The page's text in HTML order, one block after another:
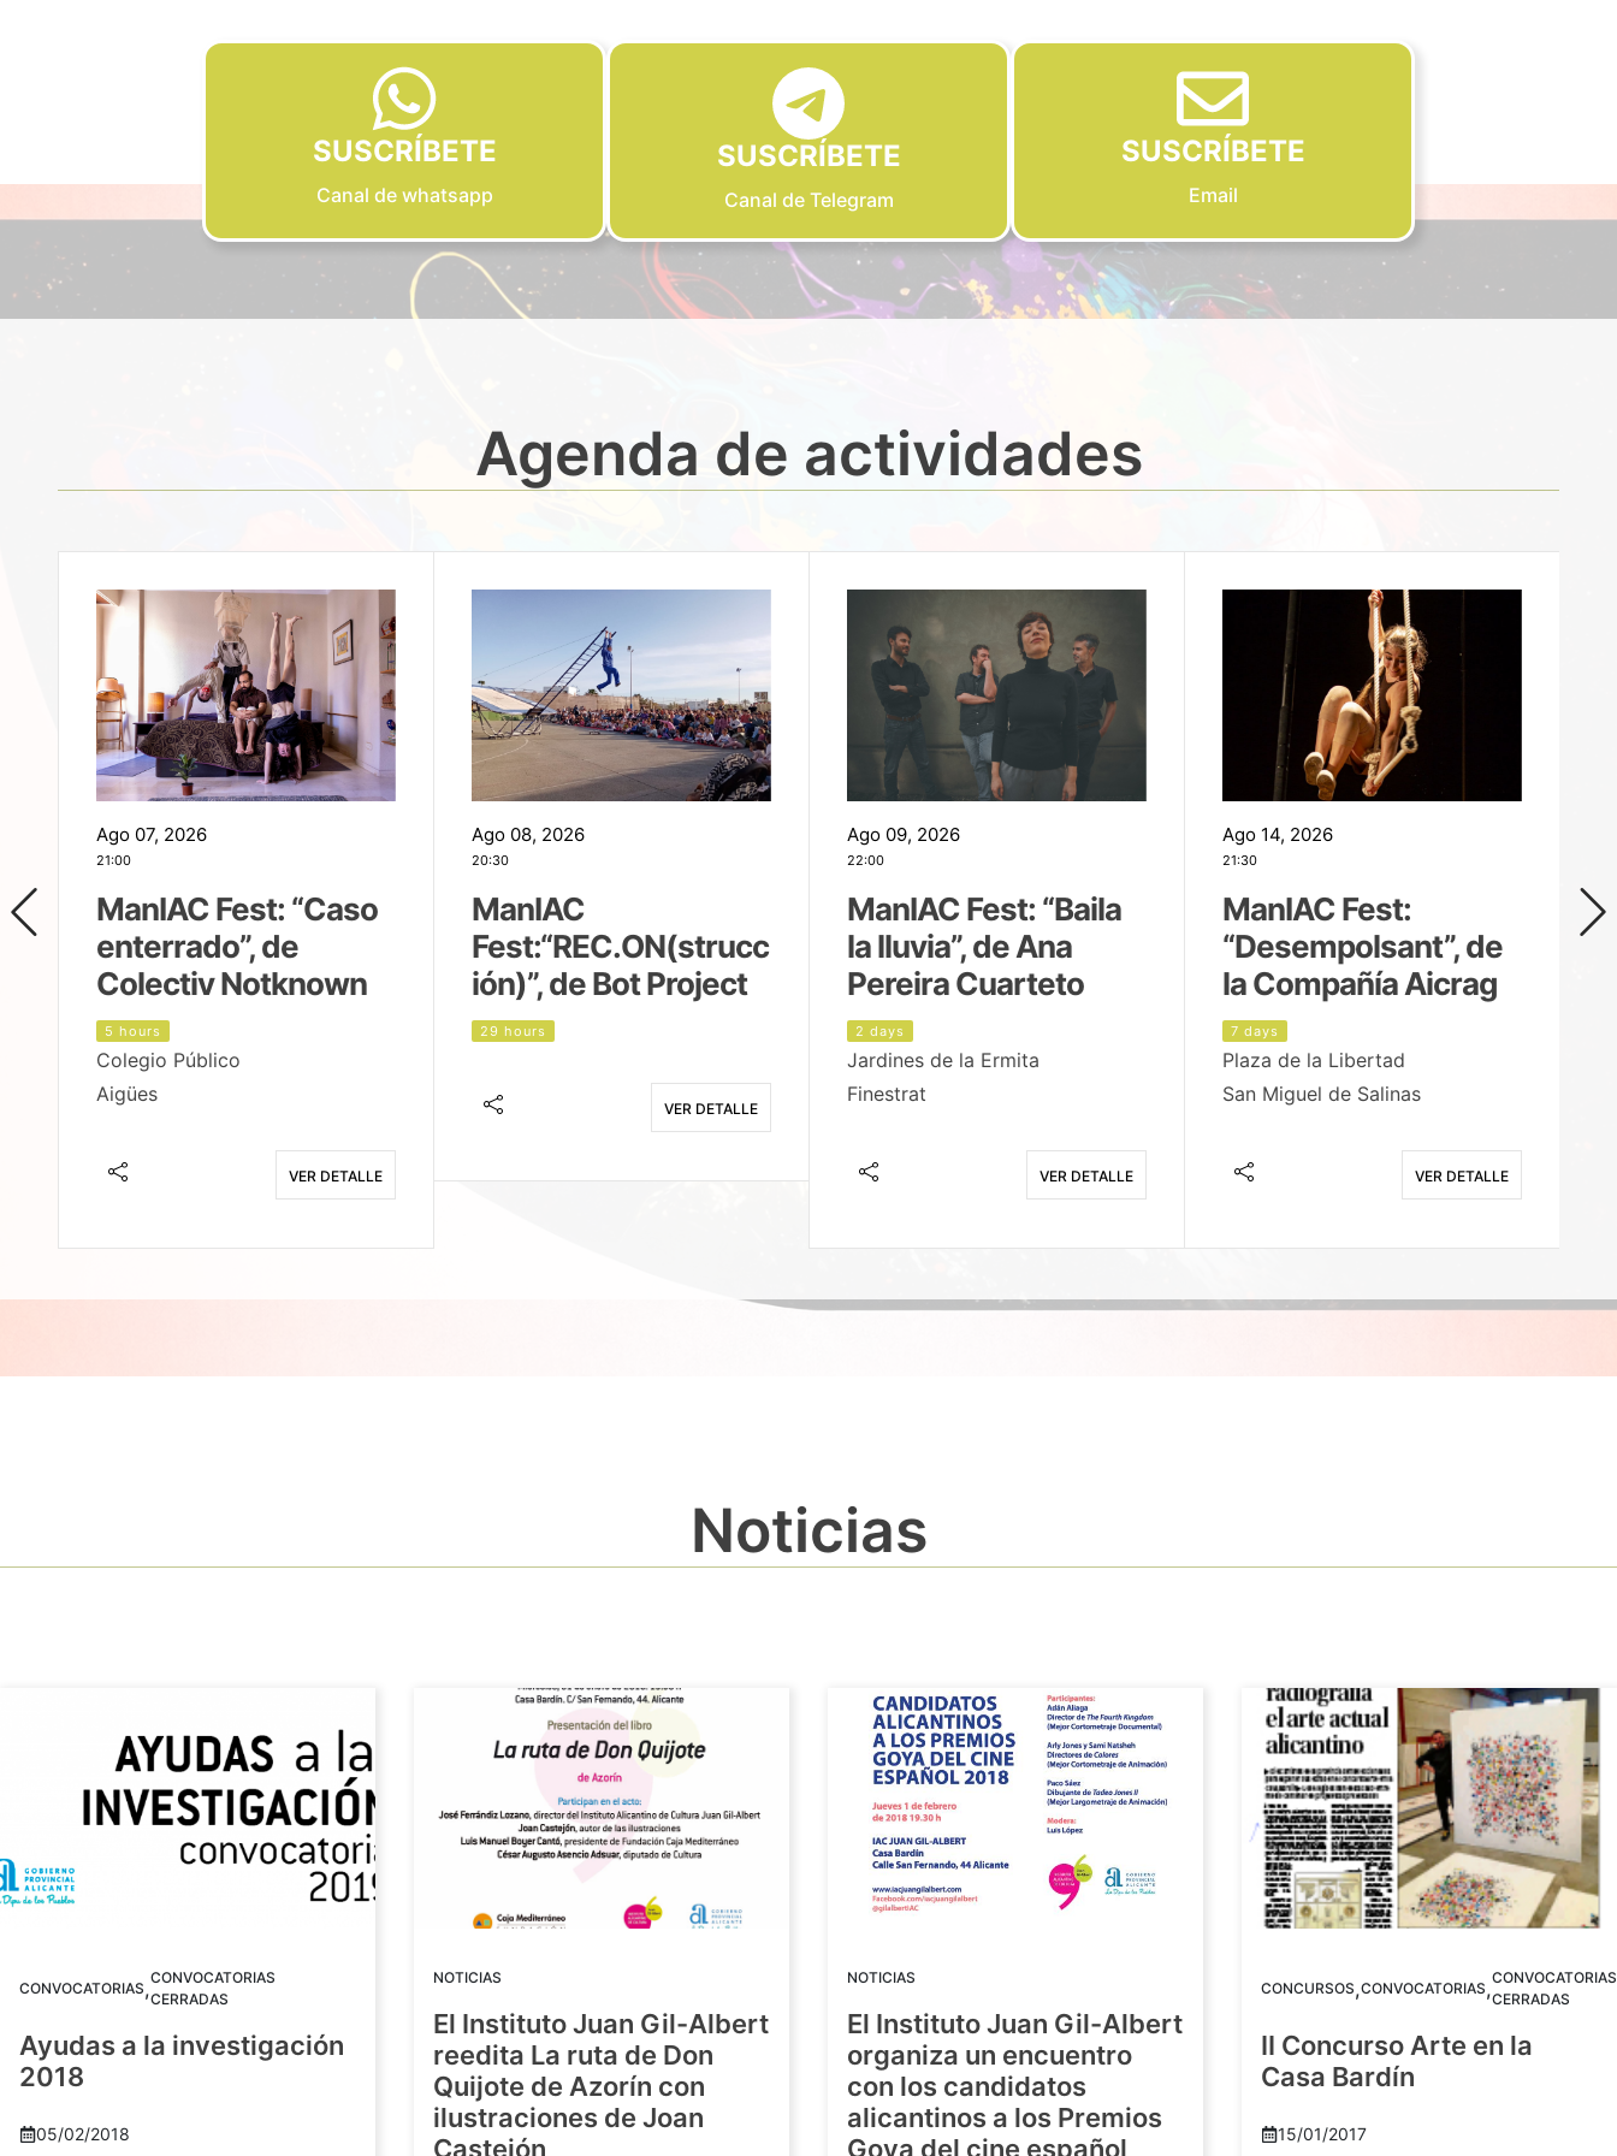
SUSCRÍBETE
Canal de whatsapp
SUSCRÍBETE
Canal de Telegram
SUSCRÍBETE
Email
Agenda de actividades
Ago 07, 2026
21:00
ManIAC Fest: “Caso
enterrado”, de
Colectiv Notknown
5 hours
Colegio Público
Aigües
VER DETALLE
Ago 08, 2026
20:30
ManIAC
Fest:“REC.ON(strucc
ión)”, de Bot Project
29 hours
VER DETALLE
Ago 09, 2026
22:00
ManIAC Fest: “Baila
la lluvia”, de Ana
Pereira Cuarteto
2 days
Jardines de la Ermita
Finestrat
VER DETALLE
Ago 14, 2026
21:30
ManIAC Fest:
“Desempolsant”, de
la Compañía Aicrag
7 days
Plaza de la Libertad
San Miguel de Salinas
VER DETALLE
Noticias
CONVOCATORIAS,CONVOCATORIAS
CERRADAS
Ayudas a la investigación
2018
05/02/2018
NOTICIAS
El Instituto Juan Gil-Albert
reedita La ruta de Don
Quijote de Azorín con
ilustraciones de Joan
Castejón
NOTICIAS
El Instituto Juan Gil-Albert
organiza un encuentro
con los candidatos
alicantinos a los Premios
Goya del cine español
CONCURSOS,CONVOCATORIAS,CONVOCATORIAS
CERRADAS
II Concurso Arte en la
Casa Bardín
15/01/2017